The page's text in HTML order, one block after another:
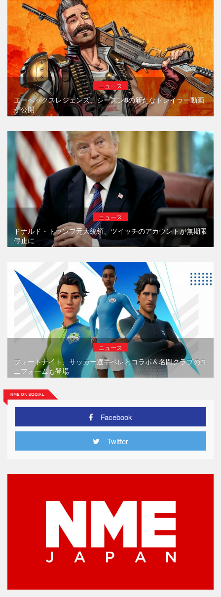
ニュース
エーペックスレジェンズ、シーズン8の新たなトレイラー動画
が公開
ニュース
ドナルド・トランプ元大統領、ツイッチのアカウントが無期限
停止に
ニュース
フォートナイト、サッカー選手ペレとコラボ＆名門クラブのユ
ニフォームも登場
Facebook
Twitter